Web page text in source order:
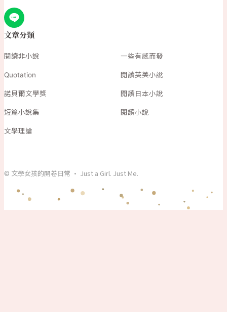
文章分類
閱讀非小說 一些有感而發
Quotation 閱讀英美小說
諾貝爾文學獎 閱讀日本小說
短篇小說集 閱讀小說
文學理論
© 文學女孩的開卷日常 · Just a Girl. Just Me.